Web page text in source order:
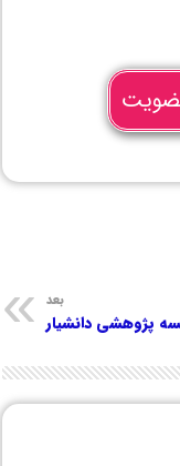
بعد
پژوهشی دانشیار